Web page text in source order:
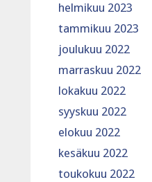
helmikuu 2023
tammikuu 2023
joulukuu 2022
marraskuu 2022
lokakuu 2022
syyskuu 2022
elokuu 2022
kesäkuu 2022
toukokuu 2022